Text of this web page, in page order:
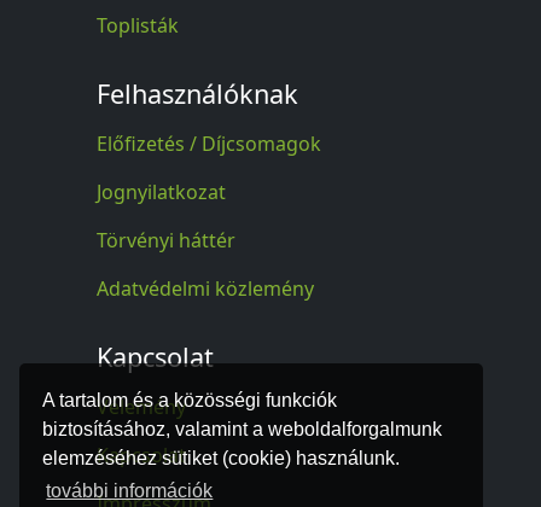
A tartalom és a közösségi funkciók
biztosításához, valamint a weboldalforgalmunk
elemzéséhez sütiket (cookie) használunk.
további információk
Toplisták
Felhasználóknak
Előfizetés / Díjcsomagok
Jognyilatkozat
Törvényi háttér
Adatvédelmi közlemény
Kapcsolat
Vélemény
Kapcsolat